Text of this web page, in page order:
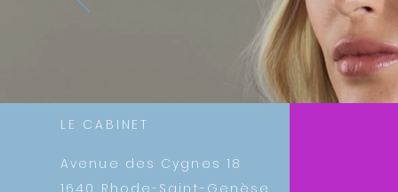
LE CABINET
Avenue des Cygnes 18
1640 Rhode-Saint-Genèse